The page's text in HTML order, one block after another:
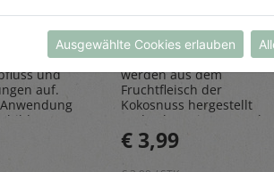
und
auf.
Rapunzel Naturkost
Den feinen Kokosraspeln
werden aus dem
Fruchtfleisch der
Kokosnuss hergestellt
und geben einen Hauch
Exotik in köstliche Kuchen
& Kekse
€ 3,99
Ausgewählte Cookies erlauben